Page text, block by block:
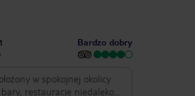
Bardzo dobry
w spokojnej okolicy
bary, restauracje niedaleko